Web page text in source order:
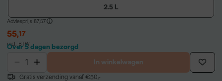
2.5 L
Adviesprijs 87,57
55,17
incl. BTW
Over 5 dagen bezorgd
In winkelwagen
Gratis verzending vanaf €50,-